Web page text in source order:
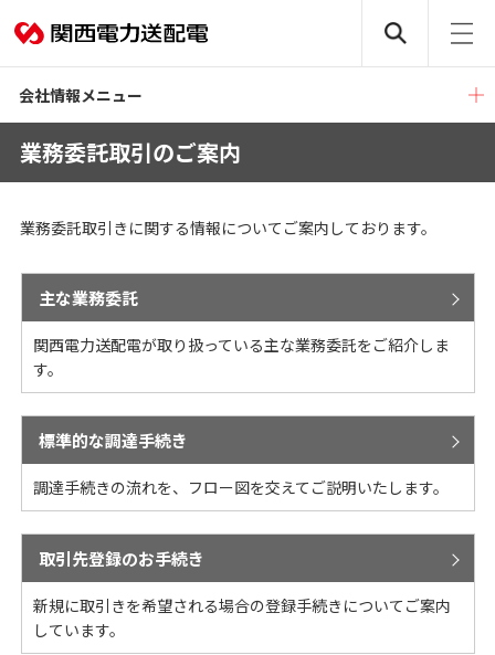
会社情報メニュー
業務委託取引のご案内
業務委託取引きに関する情報についてご案内しております。
主な業務委託
関西電力送配電が取り扱っている主な業務委託をご紹介しま
す。
標準的な調達手続き
調達手続きの流れを、フロー図を交えてご説明いたします。
取引先登録のお手続き
新規に取引きを希望される場合の登録手続きについてご案内
しています。